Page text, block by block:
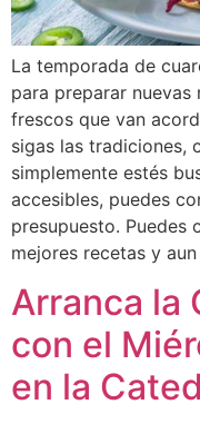
La temporada de
para preparar
frescos que van
sigas las tradiciones,
simplemente estés
accesibles, puedes
presupuesto. Puedes
mejores recetas y
Arranca la
con el
en la